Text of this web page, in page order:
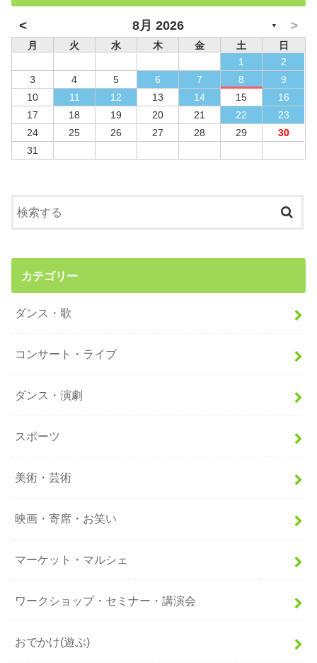
< 8月 2026 ▼ >
月 火 水 木 金 土
日
1
2
3
4 5 6 7 8
9
10
11 12 13 14 15
16
17
18 19 20 21 22
23
24
25 26 27 28 29
30
31
カテゴリー
ダンス・歌
コンサート・ライブ
ダンス・演劇
スポーツ
美術・芸術
映画・寄席・お笑い
マーケット・マルシェ
ワークショップ・セミナー・講演会
おでかけ(遊ぶ)